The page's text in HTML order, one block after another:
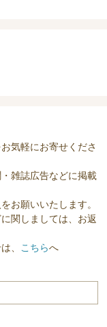
気軽にお寄せくださ
雑誌広告などに掲載
お願いいたします。
関しましては、お返
、 こちらへ